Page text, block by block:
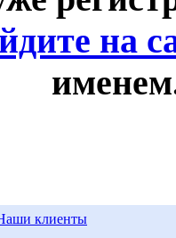
на
клиенты